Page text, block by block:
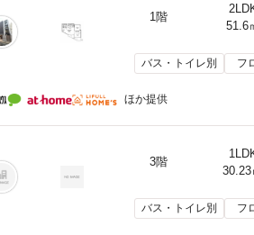
1階
51.6
バス・トイレ別 フ
ほか提供
3階
30.23
バス・トイレ別 フ